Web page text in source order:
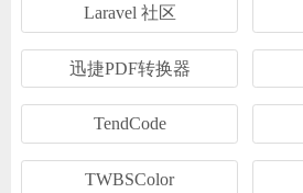
Laravel 社区
迅捷PDF转换器
TendCode
TWBSColor